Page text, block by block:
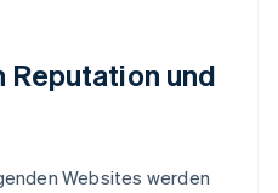
Reputation und
Websites werden